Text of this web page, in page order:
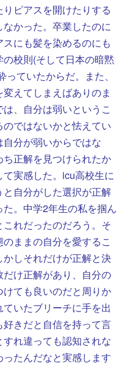
ピアスを開けたりする
かった。卒業したのに
にも髪を染めるのにも
校則(そして日本の暗黙
ていたからだ。また、
えてしまえばありのま
、自分は弱いというこ
ではないかと怯えてい
分が弱いからではな
正解を見つけられたか
実感した。icu高校生に
自分がした選択が正解
。中学2年生の私を掴ん
れだったのだろう。そ
ままの自分を愛するこ
しそれだけが正解と決
け正解があり、自分の
ても良いのだと周りか
いたブリーチに手を出
きだと自信を持って言
れ違っても認知されな
たんだなと実感します